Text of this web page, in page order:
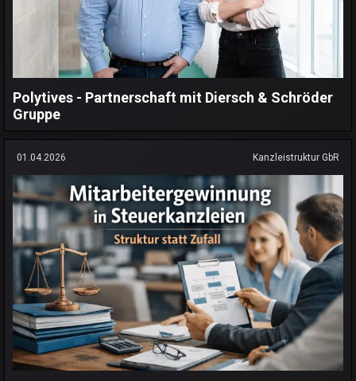
Polytives - Partnerschaft mit Diersch & Schröder
Gruppe
01.04.2026 Kanzleistruktur GbR